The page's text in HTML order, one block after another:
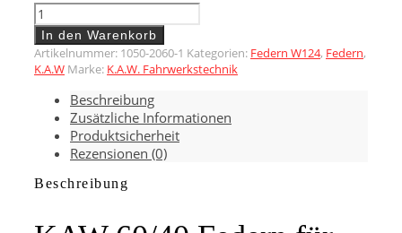
KAW
60/40
Federn
für
W124
E500
Limousine
Menge
In den Warenkorb
Artikelnummer: 1050-2060-1 Kategorien: Federn W124, Federn,
K.A.W Marke: K.A.W. Fahrwerkstechnik
Beschreibung
Zusätzliche Informationen
Produktsicherheit
Rezensionen (0)
Beschreibung